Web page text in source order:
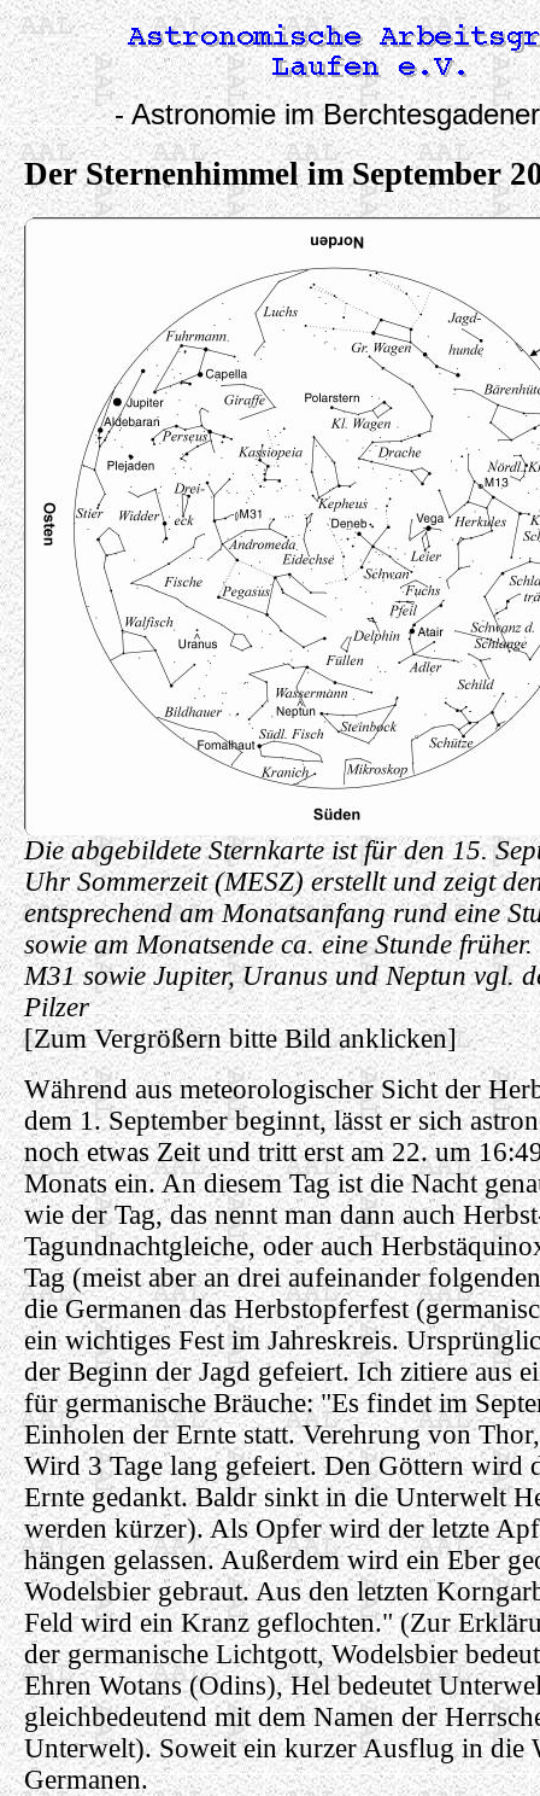
- Astronomie im
Der Sternenhimmel im September
Die abgebildete Sternkarte ist für den 15.
Uhr Sommerzeit (MESZ) erstellt und zeigt
entsprechend am Monatsanfang rund eine
sowie am Monatsende ca. eine Stunde
M31 sowie Jupiter, Uranus und Neptun vgl.
Pilzer
[Zum Vergrößern bitte Bild anklicken]
Während aus meteorologischer Sicht der
dem 1. September beginnt, lässt er sich
noch etwas Zeit und tritt erst am 22. um
Monats ein. An diesem Tag ist die Nacht
wie der Tag, das nennt man dann auch
Tagundnachtgleiche, oder auch
Tag (meist aber an drei aufeinander
die Germanen das Herbstopferfest
ein wichtiges Fest im Jahreskreis.
der Beginn der Jagd gefeiert. Ich zitiere aus
für germanische Bräuche: "Es findet im
Einholen der Ernte statt. Verehrung von
Wird 3 Tage lang gefeiert. Den Göttern wird
Ernte gedankt. Baldr sinkt in die Unterwelt
werden kürzer). Als Opfer wird der letzte
hängen gelassen. Außerdem wird ein Eber
Wodelsbier gebraut. Aus den letzten
Feld wird ein Kranz geflochten." (Zur
der germanische Lichtgott, Wodelsbier
Ehren Wotans (Odins), Hel bedeutet
gleichbedeutend mit dem Namen der
Unterwelt). Soweit ein kurzer Ausflug in die
Germanen.